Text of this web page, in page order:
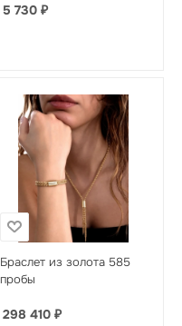
5 730₽
Браслет из золота 585
пробы
298 410₽